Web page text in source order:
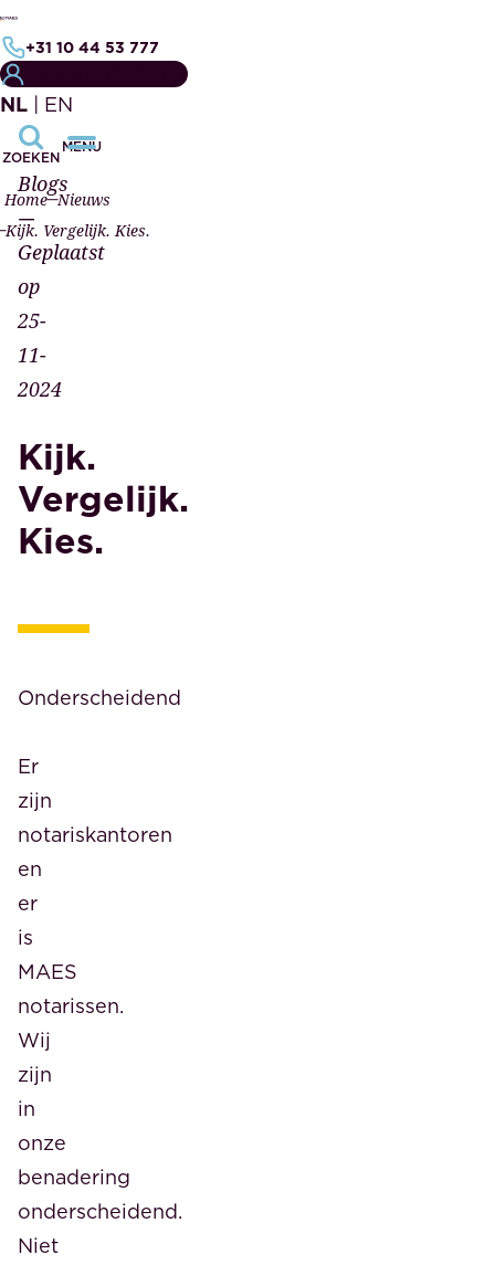
+31 10 44 53 777
NL | EN
ZOEKEN
MENU
Home Nieuws
Kijk. Vergelijk. Kies.
Blogs
—
Geplaatst
op
25-
11-
2024
Kijk.
Vergelijk.
Kies.
Onderscheidend
Er
zijn
notariskantoren
en
er
is
MAES
notarissen.
Wij
zijn
in
onze
benadering
onderscheidend.
Niet